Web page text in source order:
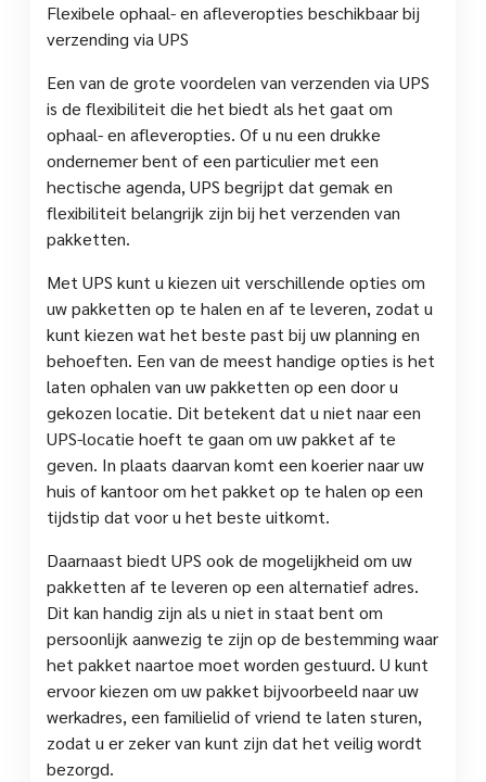
Flexibele ophaal- en afleveropties beschikbaar bij
verzending via UPS
Een van de grote voordelen van verzenden via UPS
is de flexibiliteit die het biedt als het gaat om
ophaal- en afleveropties. Of u nu een drukke
ondernemer bent of een particulier met een
hectische agenda, UPS begrijpt dat gemak en
flexibiliteit belangrijk zijn bij het verzenden van
pakketten.
Met UPS kunt u kiezen uit verschillende opties om
uw pakketten op te halen en af te leveren, zodat u
kunt kiezen wat het beste past bij uw planning en
behoeften. Een van de meest handige opties is het
laten ophalen van uw pakketten op een door u
gekozen locatie. Dit betekent dat u niet naar een
UPS-locatie hoeft te gaan om uw pakket af te
geven. In plaats daarvan komt een koerier naar uw
huis of kantoor om het pakket op te halen op een
tijdstip dat voor u het beste uitkomt.
Daarnaast biedt UPS ook de mogelijkheid om uw
pakketten af te leveren op een alternatief adres.
Dit kan handig zijn als u niet in staat bent om
persoonlijk aanwezig te zijn op de bestemming waar
het pakket naartoe moet worden gestuurd. U kunt
ervoor kiezen om uw pakket bijvoorbeeld naar uw
werkadres, een familielid of vriend te laten sturen,
zodat u er zeker van kunt zijn dat het veilig wordt
bezorgd.